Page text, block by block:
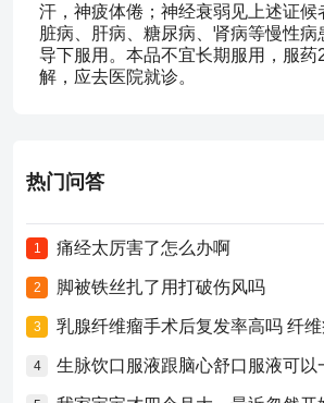
汗，神疲体倦；神经衰弱见上述证候
脏病、肝病、糖尿病、肾病等慢性病
导下服用。本品不宜长期服用，服药
解，应去医院就诊。
热门问答
1 痛经太厉害了怎么办啊
2 脚被铁丝扎了用打破伤风吗
3 乳腺纤维瘤手术后复发率高吗 纤
4 生脉饮口服液跟脑心舒口服液可以